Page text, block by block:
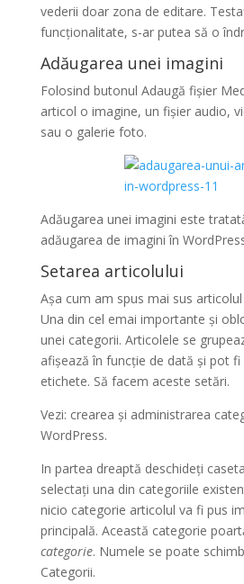
vederii doar zona de editare.
funcționalitate, s-ar putea să o
Adăugarea unei imagini
Folosind butonul Adaugă fișier
articol o imagine, un fișier audio,
sau o galerie foto.
Adăugarea unei imagini este
adăugarea de imagini în
Setarea articolului
Așa cum am spus mai sus
Una din cel emai importante și
unei categorii. Articolele se
afișează în funcție de dată și pot
etichete. Să facem aceste setări.
Vezi: crearea și administrarea
WordPress.
In partea dreaptă deschideți caseta
selectați una din categoriile
nicio categorie articolul va fi pus
principală. Această categorie
categorie. Numele se poate
Categorii.